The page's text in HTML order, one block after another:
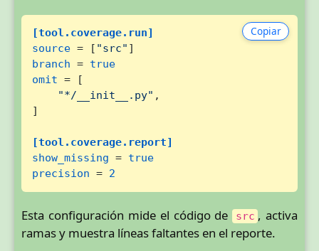
Copiar
[tool.coverage.run]
source = [ "src"
branch = true
omit = [
"*/__init__.py" ,
]
[tool.coverage.report]
show_missing = true
precision = 2
Esta configuración mide el código de src , activa
ramas y muestra líneas faltantes en el reporte.